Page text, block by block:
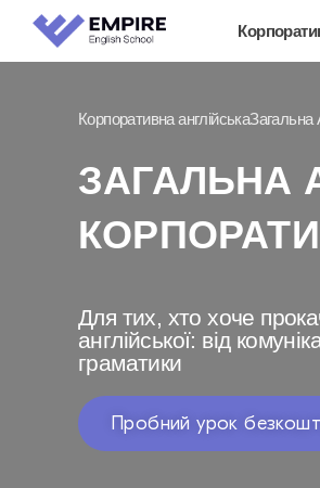
Корпоративна англійськаЗагальна
ЗАГАЛЬНА
Для тих, хто хоче
англійської: від
граматики
Пробний урок